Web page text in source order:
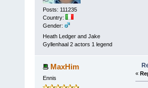
Posts: 111235
Country:
Gender:
Heath Ledger and Jake
Gyllenhaal 2 actors 1 legend
MaxHim
Ennis
«